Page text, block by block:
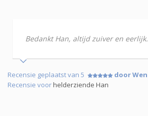
Bedankt Han, altijd zuiver en eerlijk.
Recensie geplaatst van 5
door Wen
Recensie voorhelderziende Han